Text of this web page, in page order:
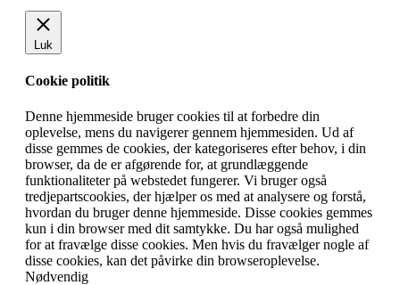
Luk
Cookie politik
Denne hjemmeside bruger cookies til at forbedre din
oplevelse, mens du navigerer gennem hjemmesiden. Ud af
disse gemmes de cookies, der kategoriseres efter behov, i din
browser, da de er afgørende for, at grundlæggende
funktionaliteter på webstedet fungerer. Vi bruger også
tredjepartscookies, der hjælper os med at analysere og forstå,
hvordan du bruger denne hjemmeside. Disse cookies gemmes
kun i din browser med dit samtykke. Du har også mulighed
for at fravælge disse cookies. Men hvis du fravælger nogle af
disse cookies, kan det påvirke din browseroplevelse.
Nødvendig